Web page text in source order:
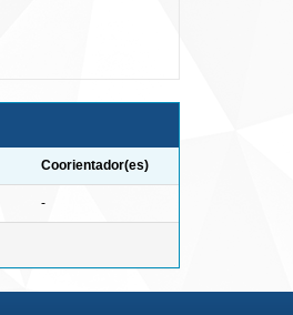
Coorientador(es)
-